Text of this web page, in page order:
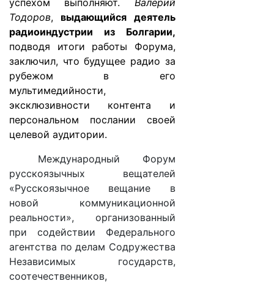
успехом выполняют. Валерий
Тодоров, выдающийся деятель
радиоиндустрии из Болгарии,
подводя итоги работы Форума,
заключил, что будущее радио за
рубежом в его
мультимедийности,
эксклюзивности контента и
персональном послании своей
целевой аудитории.
Международный Форум
русскоязычных вещателей
«Русскоязычное вещание в
новой коммуникационной
реальности», организованный
при содействии Федерального
агентства по делам Содружества
Независимых государств,
соотечественников,